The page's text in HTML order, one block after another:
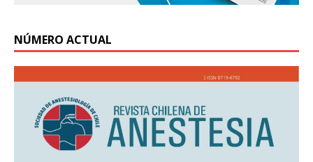
NÚMERO ACTUAL